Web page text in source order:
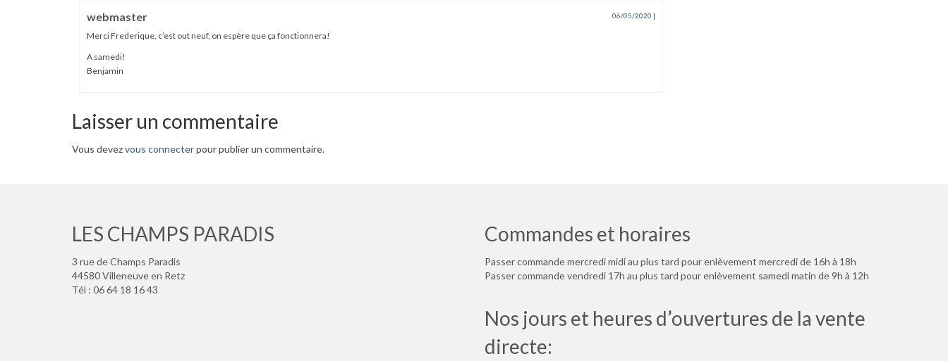
webmaster 06/05/2020 |
Merci Frederique, c’est out neuf, on espère que ça fonctionnera!
A samedi!
Benjamin
Laisser un commentaire
Vous devezvous connecterpour publier un commentaire.
LES CHAMPS PARADIS
3 rue de Champs Paradis
44580 Villeneuve en Retz
Tél : 06 64 18 16 43
Commandes et horaires
Passer commande mercredi midi au plus tard pour enlèvement mercredi de 16h à 18h
Passer commande vendredi 17h au plus tard pour enlèvement samedi matin de 9h à 12h
Nos jours et heures d’ouvertures de la vente
directe: